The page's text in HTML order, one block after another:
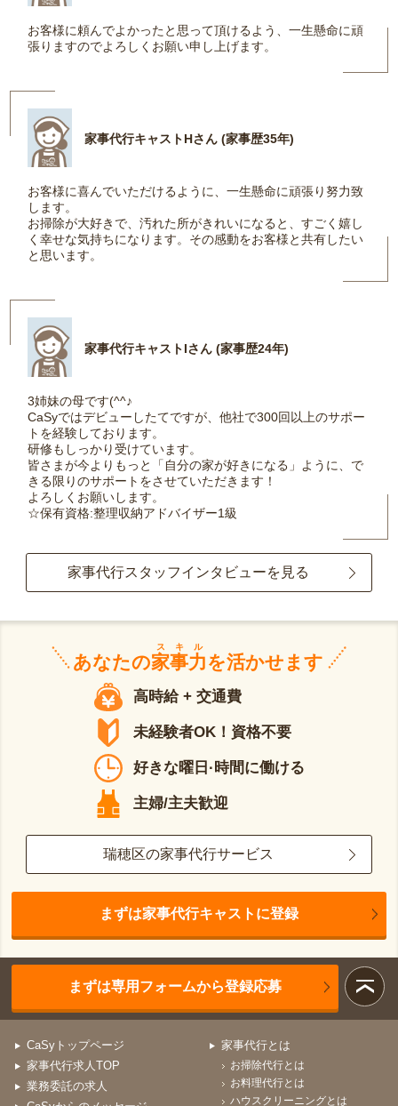
お客様に頼んでよかったと思って頂けるよう、一生懸命に頑
張りますのでよろしくお願い申し上げます。
家事代行キャストHさん (家事歴35年)
お客様に喜んでいただけるように、一生懸命に頑張り努力致
します。
お掃除が大好きで、汚れた所がきれいになると、すごく嬉し
く幸せな気持ちになります。その感動をお客様と共有したい
と思います。
家事代行キャストIさん (家事歴24年)
3姉妹の母です(^^♪
CaSyではデビューしたてですが、他社で300回以上のサポー
トを経験しております。
研修もしっかり受けています。
皆さまが今よりもっと「自分の家が好きになる」ように、で
きる限りのサポートをさせていただきます！
よろしくお願いします。
☆保有資格:整理収納アドバイザー1級
家事代行スタッフインタビューを見る
あなたの家事力
スキル
を活かせます
高時給 + 交通費
未経験者OK！資格不要
好きな曜日·時間に働ける
主婦/主夫歓迎
瑞穂区の家事代行サービス
まずは家事代行キャストに登録
まずは専用フォームから登録応募
CaSyトップページ
家事代行求人TOP
業務委託の求人
家事代行とは
お掃除代行とは
お料理代行とは
ハウスクリーニングとは